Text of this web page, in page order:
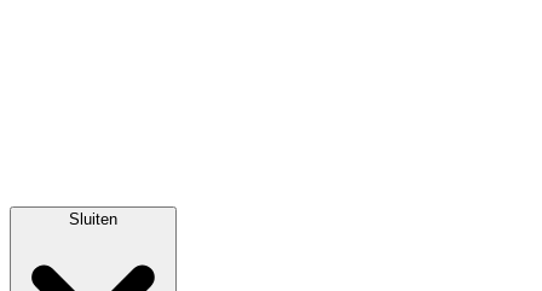
Sluiten